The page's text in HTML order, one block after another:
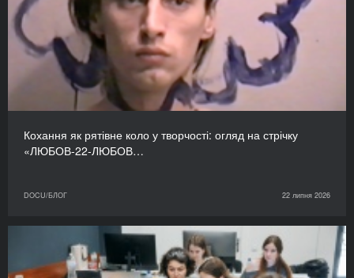
Кохання як рятівне коло у творчості: огляд на стрічку
«ЛЮБОВ-22-ЛЮБОВ…
DOCU/БЛОГ 22 липня 2026